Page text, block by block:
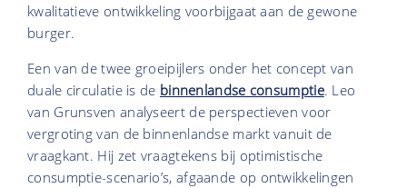
kwalitatieve ontwikkeling voorbijgaat aan de gewone
burger.
Een van de twee groeipijlers onder het concept van
duale circulatie is de binnenlandse consumptie. Leo
van Grunsven analyseert de perspectieven voor
vergroting van de binnenlandse markt vanuit de
vraagkant. Hij zet vraagtekens bij optimistische
consumptie-scenario’s, afgaande op ontwikkelingen